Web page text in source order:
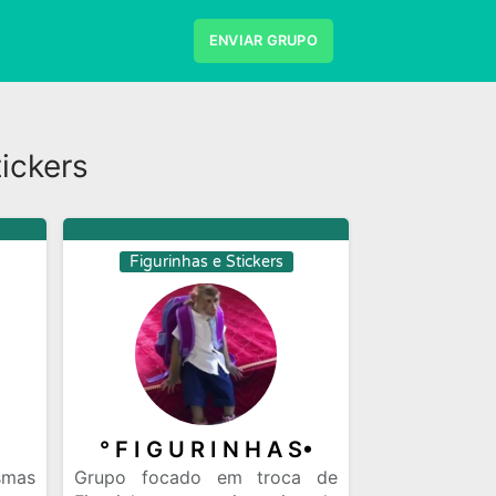
ENVIAR GRUPO
e Series
de Emprego Viagem Videos
Figurinhas e Stickers
° F I G U R I N H A S•
Grupo focado em troca de